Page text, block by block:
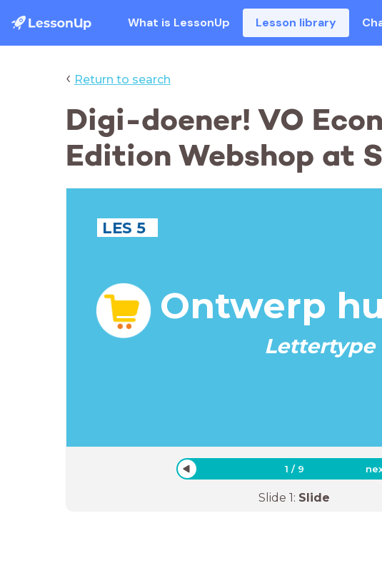
What is LessonUp Lesson library
‹ Return to search
Digi-doener! VO
Edition Webshop at
Ontwerp
LES 5
Lettertype
1 / 9
Slide 1: Slide